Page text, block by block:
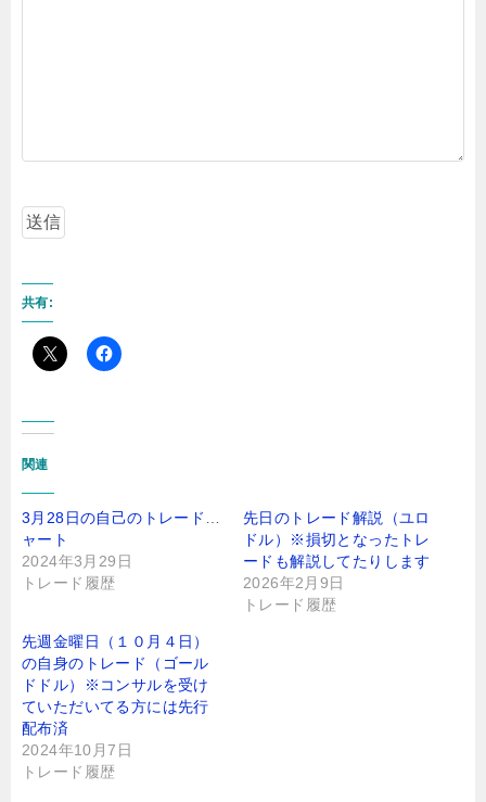
共有:
関連
3月28日の自己のトレードチ
ャート
2024年3月29日
トレード履歴
先日のトレード解説（ユロ
ドル）※損切となったトレ
ードも解説してたりします
2026年2月9日
トレード履歴
先週金曜日（１０月４日）
の自身のトレード（ゴール
ドドル）※コンサルを受け
ていただいてる方には先行
配布済
2024年10月7日
トレード履歴